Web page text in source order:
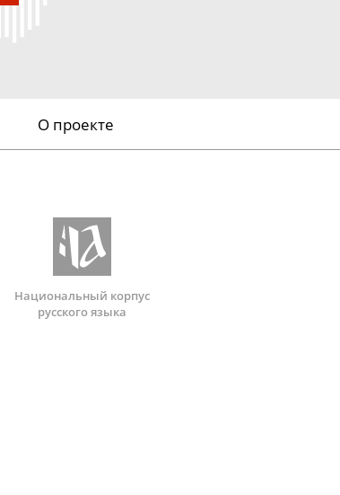
О проекте
Национальный корпус
русского языка